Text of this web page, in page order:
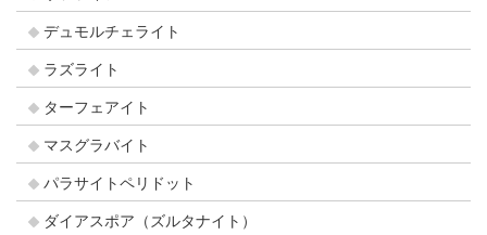
デュモルチェライト
ラズライト
ターフェアイト
マスグラバイト
パラサイトペリドット
ダイアスポア（ズルタナイト）